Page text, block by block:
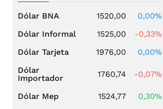
Dólar BNA 1520,00
0,00%
Dólar Informal
1525,00
-0,33%
Dólar Tarjeta
1976,00
0,00%
Dólar
Importador
1760,74 -0,07%
Dólar Mep 1524,77
0,30%